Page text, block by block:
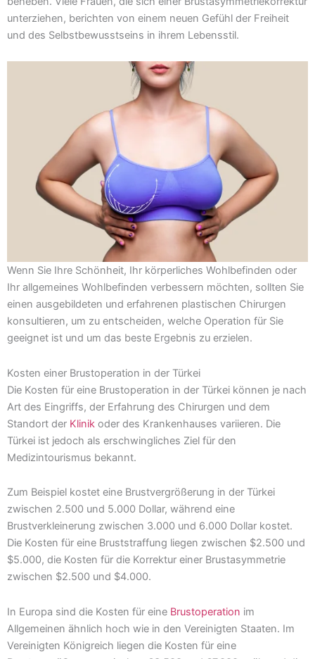
unterziehen, berichten von einem neuen Gefühl der Freiheit
und des Selbstbewusstseins in ihrem Lebensstil.
Wenn Sie Ihre Schönheit, Ihr körperliches Wohlbefinden oder
Ihr allgemeines Wohlbefinden verbessern möchten, sollten Sie
einen ausgebildeten und erfahrenen plastischen Chirurgen
konsultieren, um zu entscheiden, welche Operation für Sie
geeignet ist und um das beste Ergebnis zu erzielen.
Kosten einer Brustoperation in der Türkei
Die Kosten für eine Brustoperation in der Türkei können je nach
Art des Eingriffs, der Erfahrung des Chirurgen und dem
Standort der Klinik oder des Krankenhauses variieren. Die
Türkei ist jedoch als erschwingliches Ziel für den
Medizintourismus bekannt.
Zum Beispiel kostet eine Brustvergrößerung in der Türkei
zwischen 2.500 und 5.000 Dollar, während eine
Brustverkleinerung zwischen 3.000 und 6.000 Dollar kostet.
Die Kosten für eine Bruststraffung liegen zwischen $2.500 und
$5.000, die Kosten für die Korrektur einer Brustasymmetrie
zwischen $2.500 und $4.000.
In Europa sind die Kosten für eine Brustoperation im
Allgemeinen ähnlich hoch wie in den Vereinigten Staaten. Im
Vereinigten Königreich liegen die Kosten für eine